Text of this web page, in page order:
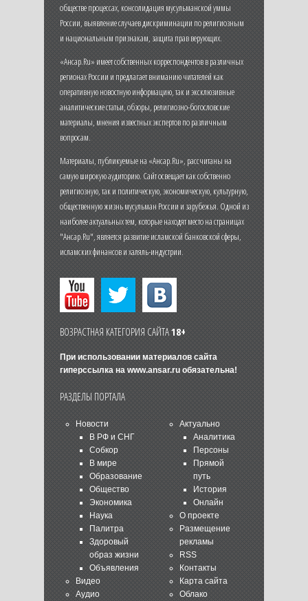
обществе процессах, консолидация мусульманской уммы
России, выявление случаев дискриминации по религиозным
и национальным признакам, защита прав верующих.
«Ансар.Ru» имеет собственных корреспондентов в различных
регионах России и предлагает вниманию читателей как
оперативную новостную информацию, так и эксклюзивные
аналитические статьи, обзоры, религиозно-богословские
материалы, мнения известных экспертов по различным
вопросам.
Материалы, публикуемые на «Ансар.Ru», рассчитаны на
самую широкую аудиторию. Сайт освещает как собственно
религиозную, так и политическую, экономическую, культурную,
общественную жизнь мусульман России и зарубежья. Одной из
наиболее актуальных тем, которые находят место на страницах
"Ансар.Ru", является развитие исламской банковской сферы,
исламских финансов и халяль-индустрии.
ВОЗРАСТНАЯ КАТЕГОРИЯ САЙТА18+
При использовании материалов сайта
гиперссылка на www.ansar.ruобязательна!
РАЗДЕЛЫ ПОРТАЛА
Новости
В РФ и СНГ
Собкор
В мире
Образование
Общество
Экономика
Наука
Палитра
Здоровый
образ жизни
Объявления
Видео
Аудио
Актуально
Аналитика
Персоны
Прямой
путь
История
Онлайн
О проекте
Размещение
рекламы
RSS
Контакты
Карта сайта
Облако